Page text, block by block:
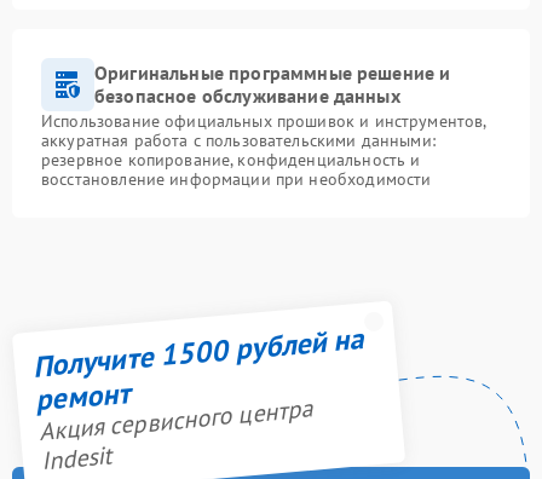
Оригинальные программные решение и
безопасное обслуживание данных
Использование официальных прошивок и инструментов,
аккуратная работа с пользовательскими данными:
резервное копирование, конфиденциальность и
восстановление информации при необходимости
Получите 1500 рублей на
ремонт
Акция сервисного центра
Indesit